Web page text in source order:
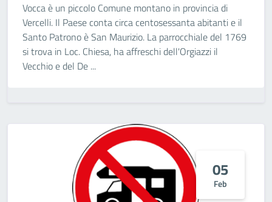
Vocca è un piccolo Comune montano in provincia di
Vercelli. Il Paese conta circa centosessanta abitanti e il
Santo Patrono è San Maurizio. La parrocchiale del 1769
si trova in Loc. Chiesa, ha affreschi dell'Orgiazzi il
Vecchio e del De ...
05
Feb